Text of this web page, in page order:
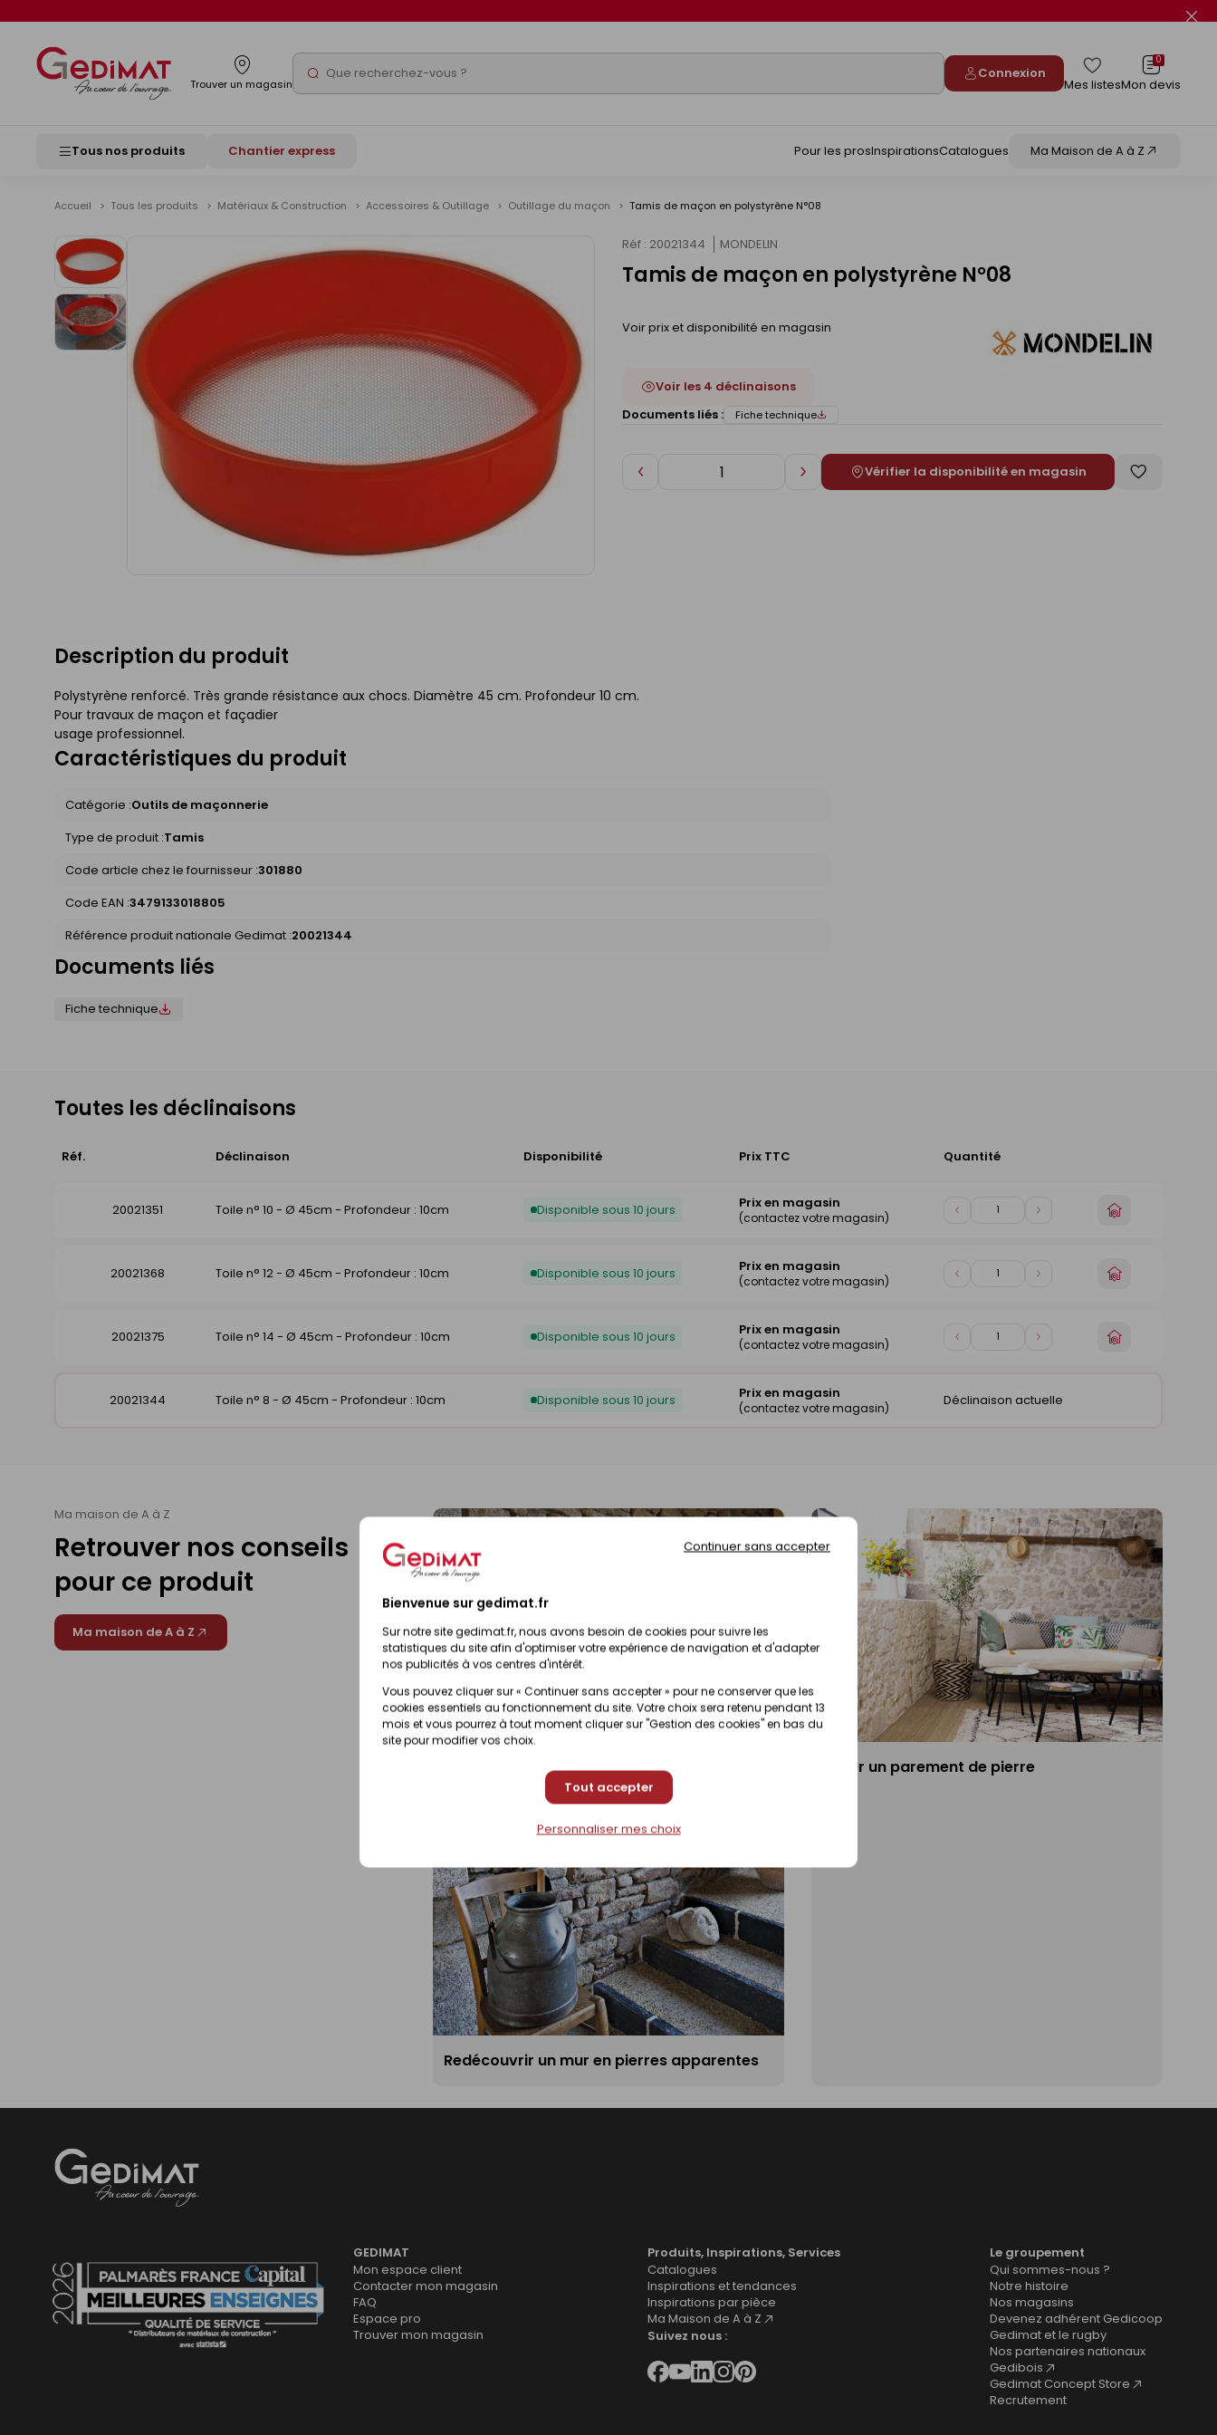
Bienvenue sur gedimat.fr
Sur notre site gedimat.fr, nous avons besoin de cookies pour suivre les
statistiques du site afin d'optimiser votre expérience de navigation et d'adapter
nos publicités à vos centres d'intérêt.
Vous pouvez cliquer sur « Continuer sans accepter » pour ne conserver que les
cookies essentiels au fonctionnement du site. Votre choix sera retenu pendant 13
mois et vous pourrez à tout moment cliquer sur "Gestion des cookies" en bas du
site pour modifier vos choix.
Tout accepter
Continuer sans accepter
Personnaliser mes choix
Trouver un magasin Rechercher Connexion
Mes listes
0
Mon devis
Tous nos produits Chantier express Pour les prosInspirationsCatalogues Ma Maison de A à Z
Accueil Tous les produits Matériaux & Construction Accessoires & Outillage Outillage du maçon Tamis de maçon en polystyrène N°08
Réf : 20021344 MONDELIN
Tamis de maçon en polystyrène N°08
Voir prix et disponibilité en magasin
Voir les 4 déclinaisons
Documents liés :
Fiche technique
Diminuer AugmenterVérifier la disponibilité en magasin
Enregistrer
Description du produit
Polystyrène renforcé. Très grande résistance aux chocs. Diamètre 45 cm. Profondeur 10 cm.
Pour travaux de maçon et façadier
usage professionnel.
Caractéristiques du produit
Catégorie :Outils de maçonnerie
Type de produit :Tamis
Code article chez le fournisseur :301880
Code EAN :3479133018805
Référence produit nationale Gedimat :20021344
Documents liés
Fiche technique
Toutes les déclinaisons
Réf. Déclinaison Disponibilité Prix TTC Quantité
20021351 Toile n° 10 - Ø 45cm - Profondeur : 10cm Disponible sous 10 jours Prix en magasin
(contactez votre magasin)
Diminuer
Augmenter
Choisir
20021368
Toile n° 12 - Ø 45cm - Profondeur : 10cm Disponible sous 10 jours Prix en magasin
(contactez votre magasin)
Diminuer
Augmenter
Choisir
20021375
Toile n° 14 - Ø 45cm - Profondeur : 10cm Disponible sous 10 jours Prix en magasin
(contactez votre magasin)
Diminuer
Augmenter
Choisir
20021344
Toile n° 8 - Ø 45cm - Profondeur : 10cm Disponible sous 10 jours Prix en magasin
(contactez votre magasin) Déclinaison actuelle
Ma maison de A à Z
Retrouver nos conseils
pour ce produit
Ma maison de A à Z
Redécouvrir un mur en pierres apparentes
Poser un parement de pierre
GEDIMAT
Mon espace client
Contacter mon magasin
FAQ
Espace pro
Trouver mon magasin
Produits, Inspirations, Services
Catalogues
Inspirations et tendances
Inspirations par pièce
Ma Maison de A à Z
Suivez nous :
Le groupement
Qui sommes-nous ?
Notre histoire
Nos magasins
Devenez adhérent Gedicoop
Gedimat et le rugby
Nos partenaires nationaux
Gedibois
Gedimat Concept Store
Recrutement